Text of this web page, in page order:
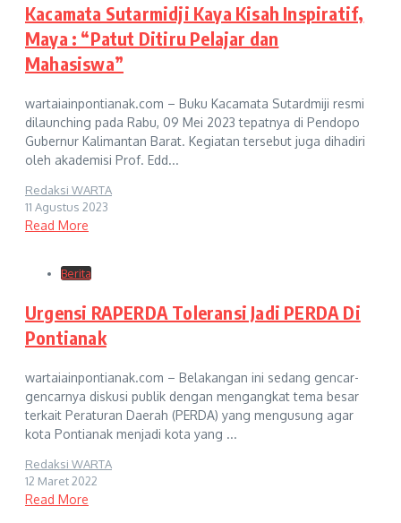
Kacamata Sutarmidji Kaya Kisah Inspiratif,
Maya : “Patut Ditiru Pelajar dan
Mahasiswa”
wartaiainpontianak.com – Buku Kacamata Sutardmiji resmi
dilaunching pada Rabu, 09 Mei 2023 tepatnya di Pendopo
Gubernur Kalimantan Barat. Kegiatan tersebut juga dihadiri
oleh akademisi Prof. Edd...
Redaksi WARTA
11 Agustus 2023
Read More
Berita
Urgensi RAPERDA Toleransi Jadi PERDA Di
Pontianak
wartaiainpontianak.com – Belakangan ini sedang gencar-
gencarnya diskusi publik dengan mengangkat tema besar
terkait Peraturan Daerah (PERDA) yang mengusung agar
kota Pontianak menjadi kota yang ...
Redaksi WARTA
12 Maret 2022
Read More